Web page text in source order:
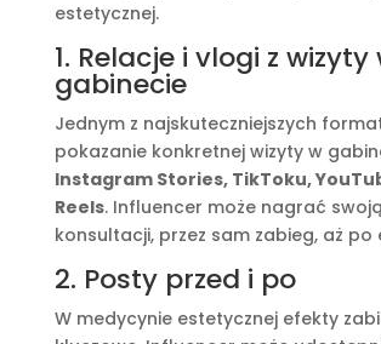
estetycznej.
1. Relacje i vlogi z wizyty
gabinecie
Jednym z najskuteczniejszych
pokazanie konkretnej wizyty w
Instagram Stories, TikToku,
Reels. Influencer może nagrać
konsultacji, przez sam zabieg, aż po
2. Posty przed i po
W medycynie estetycznej efekty